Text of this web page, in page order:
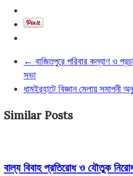
← বাজিতপুরে পরিবার কল্যাণ ও
সভা
ধামইরহাটে বিজ্ঞান মেলায় সমাপনী
Similar Posts
বাল্য বিবাহ প্রতিরোধ ও যৌতুক